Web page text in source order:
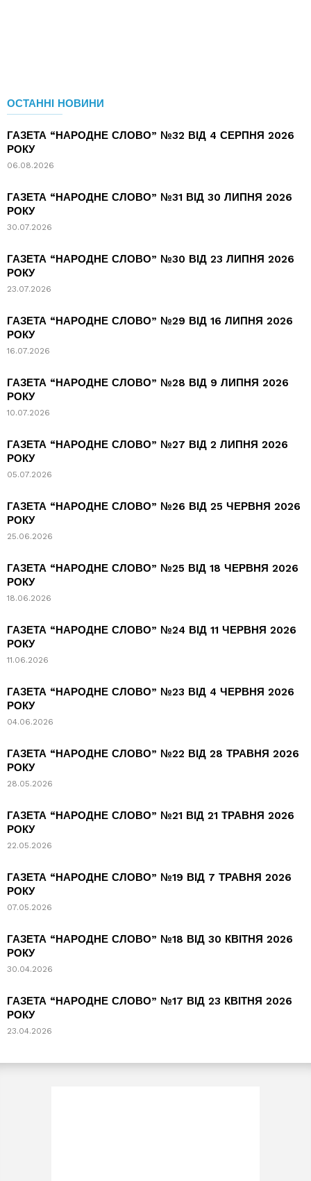
ОСТАННІ НОВИНИ
ГАЗЕТА “НАРОДНЕ СЛОВО” №32 ВІД 4 СЕРПНЯ 2026
РОКУ
06.08.2026
ГАЗЕТА “НАРОДНЕ СЛОВО” №31 ВІД 30 ЛИПНЯ 2026
РОКУ
30.07.2026
ГАЗЕТА “НАРОДНЕ СЛОВО” №30 ВІД 23 ЛИПНЯ 2026
РОКУ
23.07.2026
ГАЗЕТА “НАРОДНЕ СЛОВО” №29 ВІД 16 ЛИПНЯ 2026
РОКУ
16.07.2026
ГАЗЕТА “НАРОДНЕ СЛОВО” №28 ВІД 9 ЛИПНЯ 2026
РОКУ
10.07.2026
ГАЗЕТА “НАРОДНЕ СЛОВО” №27 ВІД 2 ЛИПНЯ 2026
РОКУ
05.07.2026
ГАЗЕТА “НАРОДНЕ СЛОВО” №26 ВІД 25 ЧЕРВНЯ 2026
РОКУ
25.06.2026
ГАЗЕТА “НАРОДНЕ СЛОВО” №25 ВІД 18 ЧЕРВНЯ 2026
РОКУ
18.06.2026
ГАЗЕТА “НАРОДНЕ СЛОВО” №24 ВІД 11 ЧЕРВНЯ 2026
РОКУ
11.06.2026
ГАЗЕТА “НАРОДНЕ СЛОВО” №23 ВІД 4 ЧЕРВНЯ 2026
РОКУ
04.06.2026
ГАЗЕТА “НАРОДНЕ СЛОВО” №22 ВІД 28 ТРАВНЯ 2026
РОКУ
28.05.2026
ГАЗЕТА “НАРОДНЕ СЛОВО” №21 ВІД 21 ТРАВНЯ 2026
РОКУ
22.05.2026
ГАЗЕТА “НАРОДНЕ СЛОВО” №19 ВІД 7 ТРАВНЯ 2026
РОКУ
07.05.2026
ГАЗЕТА “НАРОДНЕ СЛОВО” №18 ВІД 30 КВІТНЯ 2026
РОКУ
30.04.2026
ГАЗЕТА “НАРОДНЕ СЛОВО” №17 ВІД 23 КВІТНЯ 2026
РОКУ
23.04.2026